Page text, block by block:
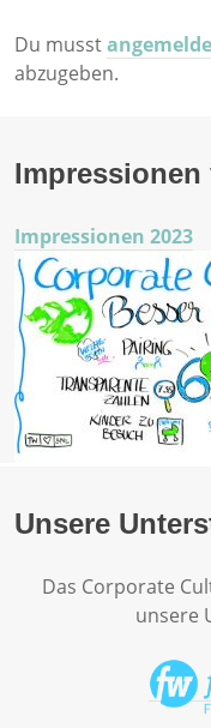
Du musst
abzugeben.
Impressionen
Impressionen 2023
Unsere
Das Corporate
unsere